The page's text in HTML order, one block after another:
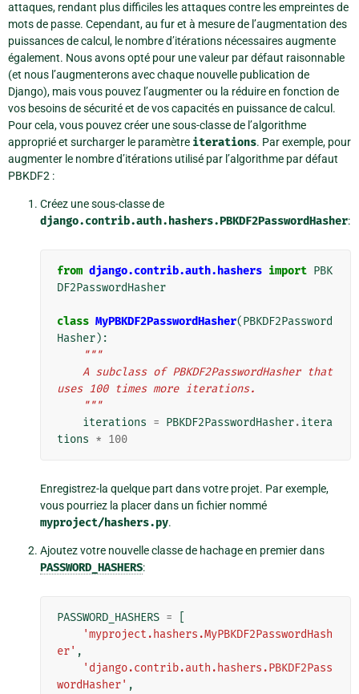
attaques, rendant plus difficiles les attaques contre les empreintes de
mots de passe. Cependant, au fur et à mesure de l’augmentation des
puissances de calcul, le nombre d’itérations nécessaires augmente
également. Nous avons opté pour une valeur par défaut raisonnable
(et nous l’augmenterons avec chaque nouvelle publication de
Django), mais vous pouvez l’augmenter ou la réduire en fonction de
vos besoins de sécurité et de vos capacités en puissance de calcul.
Pour cela, vous pouvez créer une sous-classe de l’algorithme
approprié et surcharger le paramètre iterations. Par exemple, pour
augmenter le nombre d’itérations utilisé par l’algorithme par défaut
PBKDF2 :
Créez une sous-classe de
django.contrib.auth.hashers.PBKDF2PasswordHasher:
from django.contrib.auth.hashers import PBK
DF2PasswordHasher
class MyPBKDF2PasswordHasher(PBKDF2Password
Hasher):
"""
uses 100 times more iterations.
    """
iterations = PBKDF2PasswordHasher.itera
tions * 100
Enregistrez-la quelque part dans votre projet. Par exemple,
vous pourriez la placer dans un fichier nommé
myproject/hashers.py.
Ajoutez votre nouvelle classe de hachage en premier dans
PASSWORD_HASHERS:
PASSWORD_HASHERS =
'myproject.hashers.MyPBKDF2PasswordHash
er' ,
'django.contrib.auth.hashers.PBKDF2Pass
wordHasher' ,